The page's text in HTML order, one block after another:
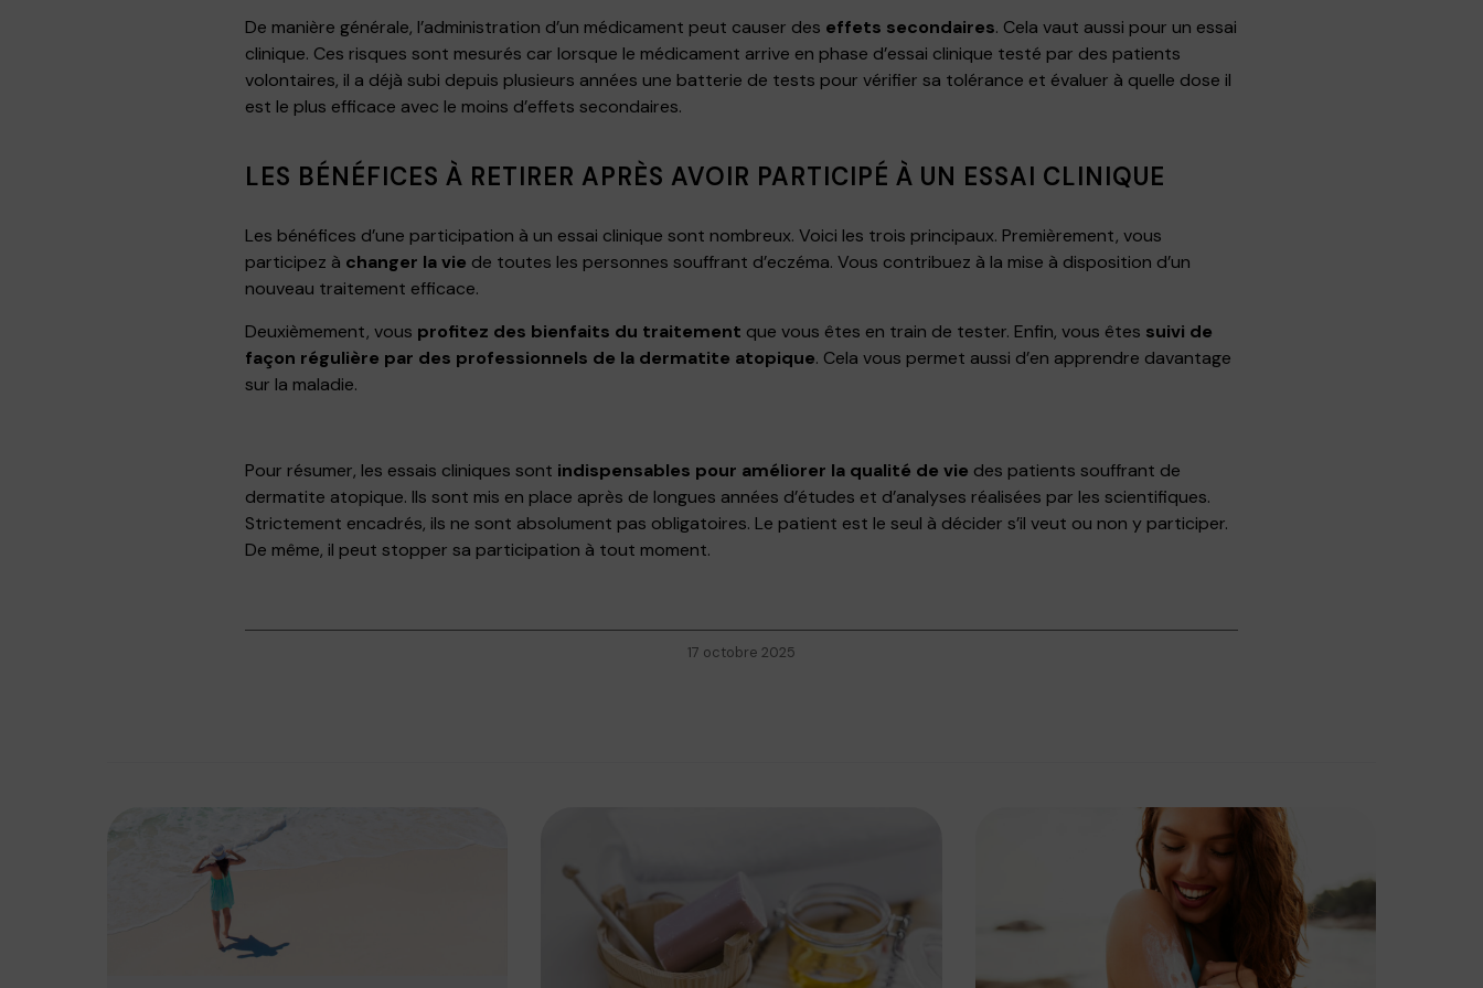
De manière générale, l’administration d’un médicament peut causer des effets secondaires. Cela vaut aussi pour un essai
clinique. Ces risques sont mesurés car lorsque le médicament arrive en phase d’essai clinique testé par des patients
volontaires, il a déjà subi depuis plusieurs années une batterie de tests pour vérifier sa tolérance et évaluer à quelle dose il
est le plus efficace avec le moins d’effets secondaires.
LES BÉNÉFICES À RETIRER APRÈS AVOIR PARTICIPÉ À UN ESSAI CLINIQUE
Les bénéfices d’une participation à un essai clinique sont nombreux. Voici les trois principaux. Premièrement, vous
participez à changer la vie de toutes les personnes souffrant d’eczéma. Vous contribuez à la mise à disposition d’un
nouveau traitement efficace.
Deuxièmement, vous profitez des bienfaits du traitement que vous êtes en train de tester. Enfin, vous êtes suivi de
façon régulière par des professionnels de la dermatite atopique. Cela vous permet aussi d’en apprendre davantage
sur la maladie.
Pour résumer, les essais cliniques sont indispensables pour améliorer la qualité de vie des patients souffrant de
dermatite atopique. Ils sont mis en place après de longues années d’études et d’analyses réalisées par les scientifiques.
Strictement encadrés, ils ne sont absolument pas obligatoires. Le patient est le seul à décider s’il veut ou non y participer.
De même, il peut stopper sa participation à tout moment.
17 octobre 2025